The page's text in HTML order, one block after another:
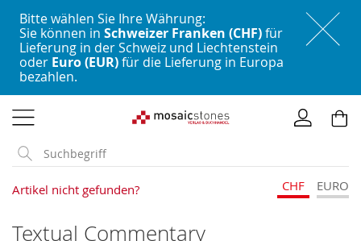
Bitte wählen Sie Ihre Währung:
Sie können in Schweizer Franken (CHF)für
Lieferung in der Schweiz und Liechtenstein
oder Euro (EUR)für die Lieferung in Europa
bezahlen.
zum
Inhalt
Artikel nicht gefunden? CHF EURO
Textual Commentary